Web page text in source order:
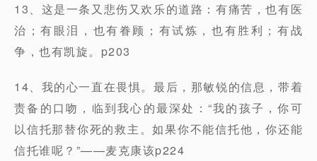
13、这是一条又悲伤又欢乐的道路：有痛苦，也有医
治；有眼泪，也有眷顾；有试炼，也有胜利；有战
争，也有凯旋。p203
14、我的心一直在畏惧。最后，那敏锐的信息，带着
责备的口吻，临到我心的最深处：“我的孩子，你可
以信托那替你死的救主。如果你不能信托他，你还能
信托谁呢？”——麦克康该p224